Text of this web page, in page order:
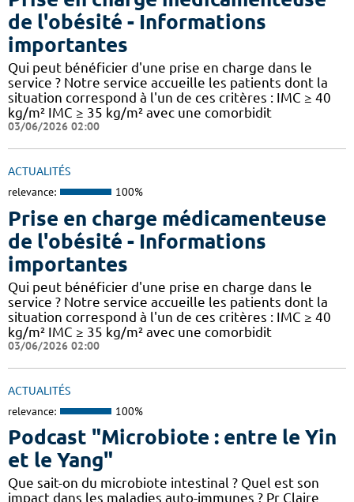
de l'obésité - Informations
importantes
Qui peut bénéficier d'une prise en charge dans le
service ? Notre service accueille les patients dont la
situation correspond à l'un de ces critères : IMC ≥ 40
kg/m² IMC ≥ 35 kg/m² avec une comorbidit
03/06/2026 02:00
ACTUALITÉS
relevance: 100%
Prise en charge médicamenteuse
de l'obésité - Informations
importantes
Qui peut bénéficier d'une prise en charge dans le
service ? Notre service accueille les patients dont la
situation correspond à l'un de ces critères : IMC ≥ 40
kg/m² IMC ≥ 35 kg/m² avec une comorbidit
03/06/2026 02:00
ACTUALITÉS
relevance: 100%
Podcast "Microbiote : entre le Yin
et le Yang"
Que sait-on du microbiote intestinal ? Quel est son
impact dans les maladies auto-immunes ? Pr Claire